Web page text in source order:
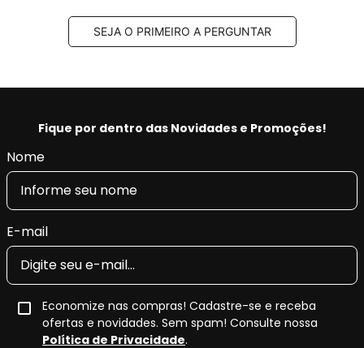
SEJA O PRIMEIRO A PERGUNTAR
Fique por dentro das Novidades e Promoções!
Nome
E-mail
Economize nas compras! Cadastre-se e receba
ofertas e novidades. Sem spam! Consulte nossa
Política de Privacidade.